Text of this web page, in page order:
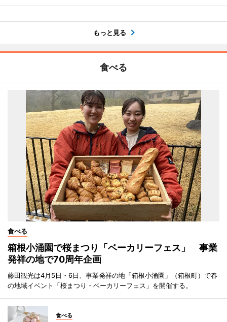
もっと見る
食べる
食べる
箱根小涌園で桜まつり「ベーカリーフェス」 事業
発祥の地で70周年企画
藤田観光は4月5日・6日、事業発祥の地「箱根小涌園」（箱根町）で春
の地域イベント「桜まつり・ベーカリーフェス」を開催する。
食べる